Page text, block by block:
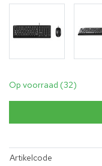
Op voorraad (32)
Artikelcode